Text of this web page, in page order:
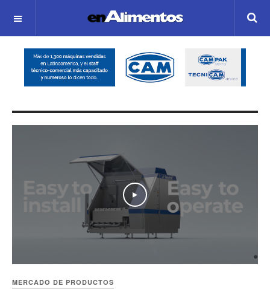
OFF CANVAS
Play
MERCADO DE PRODUCTOS